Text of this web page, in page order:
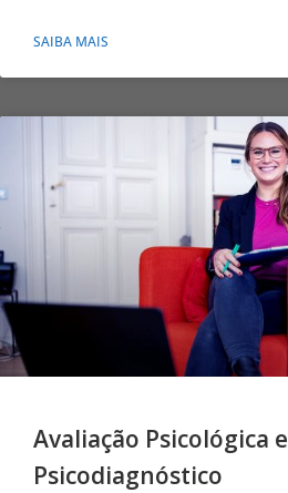
SAIBA MAIS
Avaliação Psicológica e
Psicodiagnóstico